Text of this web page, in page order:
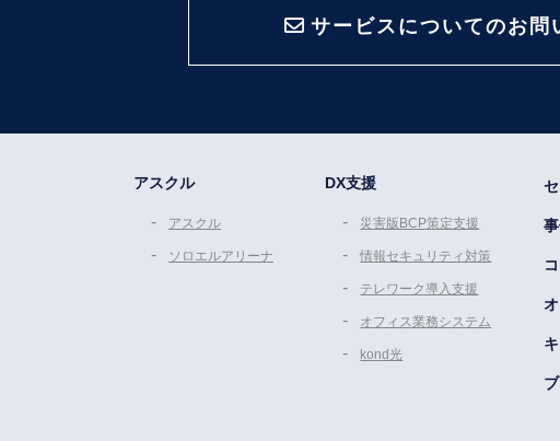
サービスについてのお問
アスクル
アスクル
ソロエルアリーナ
DX支援
災害版BCP策定支援
情報セキュリティ対策
テレワーク導入支援
オフィス業務システム
kond光